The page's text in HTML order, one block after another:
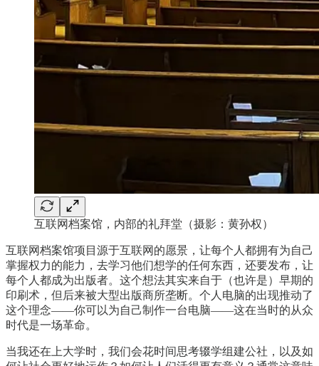
互联网档案馆，内部的礼拜堂（摄影：黄孙权）
互联网档案馆项目源于互联网的愿景，让每个人都拥有为自己
掌握权力的能力，去学习他们想学的任何东西，还要发布，让
每个人都成为出版者。这个想法其实来自于（也许是）早期的
印刷术，但后来被大型出版商所垄断。个人电脑的出现推动了
这个理念——你可以为自己制作一台电脑——这在当时的从众
时代是一场革命。
当我还在上大学时，我们会花时间思考辍学组建公社，以及如